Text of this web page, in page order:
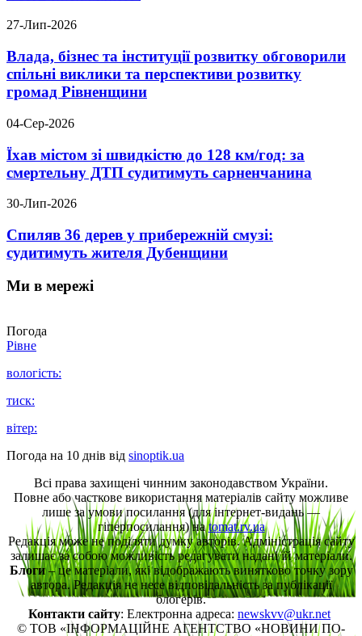
27-Лип-2026
Влада, бізнес та інституції розвитку обговорили
спільні виклики та перспективи розвитку
громад Рівненщини
04-Сер-2026
Їхав містом зі швидкістю до 128 км/год: за
смертельну ДТП судитимуть сарненчанина
30-Лип-2026
Спиляв 36 дерев у прибережній смузі:
судитимуть жителя Дубенщини
Ми в мережі
Погода
Рівне
вологість:
тиск:
вітер:
Погода на 10 днів від sinoptik.ua
Всі права захищені чинним законодавством України.
Повне або часткове використання матеріалів сайту можливе
лише за умови посилання (для інтернет-видань —
гіперпосилання) наtomat.rv.ua
Редакція може не поділяти думку авторів. Адміністрація сайту
залишає за собою можливість редагувати надані їй матеріали.
Блоги– це матеріали, які відображають винятково точку зору
автора. Редакція не несе відповідальність за публікації
блогерів.
Контакти сайту: Електронна адреса: newskvv@ukr.net
© ТОВ «ІНФОРМАЦІЙНЕ АГЕНТСТВО «НОВИНИ ПО-